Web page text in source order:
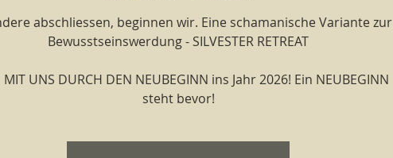
abschliessen, beginnen wir. Eine schamanische Variante zur
Bewusstseinswerdung - SILVESTER RETREAT
MIT UNS DURCH DEN NEUBEGINN ins Jahr 2026! Ein NEUBEGINN
steht bevor!